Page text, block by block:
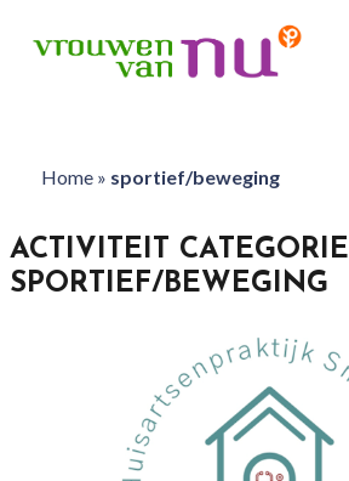
Home» sportief/beweging
ACTIVITEIT
SPORTIEF/BEWEGING